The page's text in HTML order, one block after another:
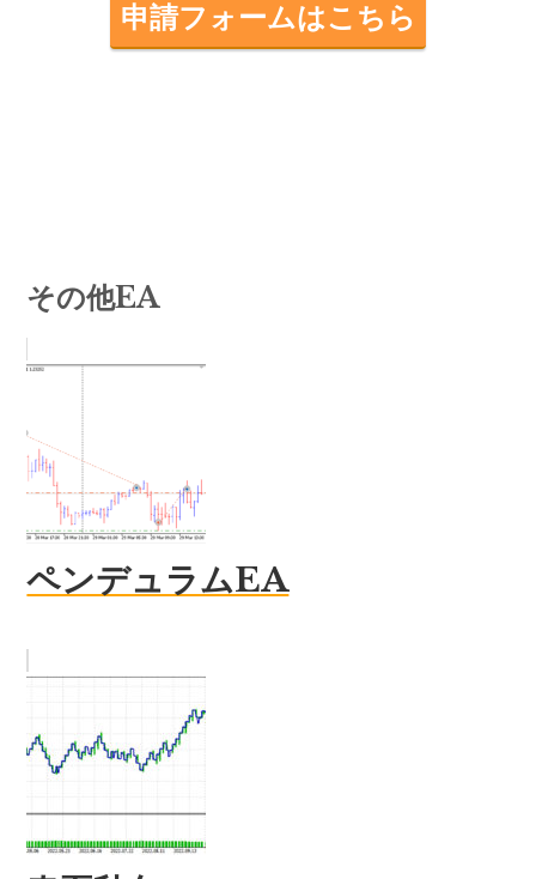
申請フォームはこちら
その他EA
ペンデュラムEA